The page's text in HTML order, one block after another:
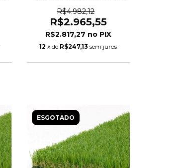
Anti-Fungo 2,00 x 25,00m
R$4.982,12
R$2.965,55
R$2.817,27
12 x de R$247,13 sem juros
ESGOTADO